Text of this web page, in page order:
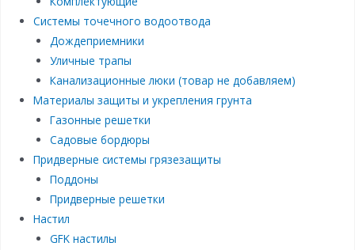
Системы точечного водоотвода
Дождеприемники
Уличные трапы
Канализационные люки (товар не добавляем)
Материалы защиты и укрепления грунта
Газонные решетки
Садовые бордюры
Придверные системы грязезащиты
Поддоны
Придверные решетки
Настил
GFK настилы